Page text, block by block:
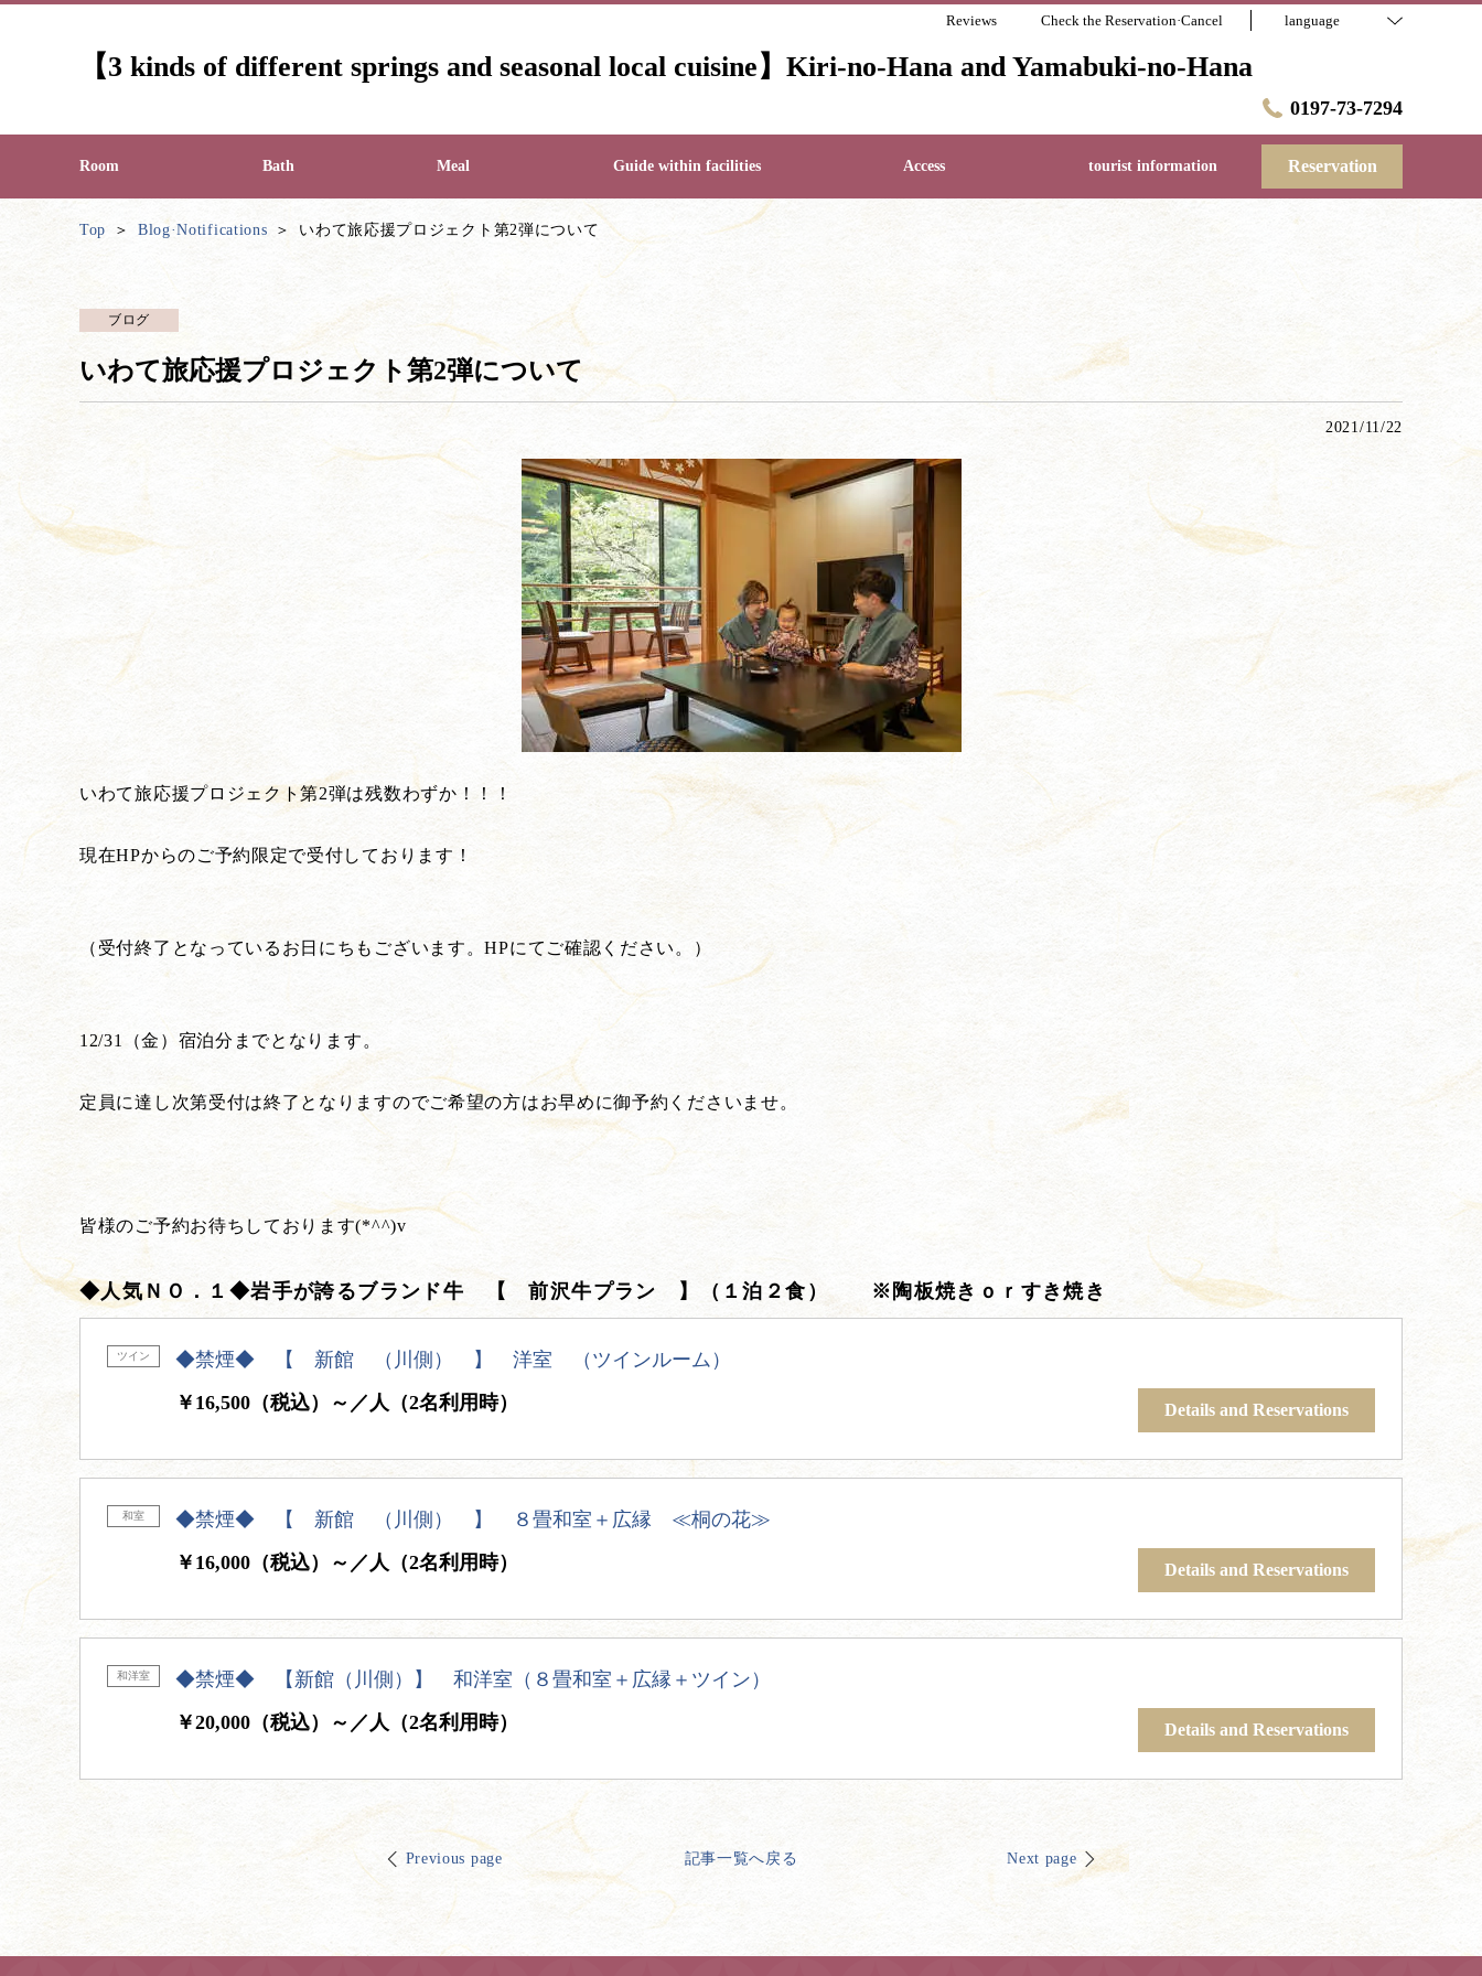
Reviews Check the Reservation·Cancel language
【3 kinds of different springs and seasonal local cuisine】Kiri-no-Hana and Yamabuki-no-Hana
0197-73-7294
Room Bath Meal Guide within facilities Access tourist information Reservation
Top Blog·Notifications いわて旅応援プロジェクト第2弾について
ブログ
いわて旅応援プロジェクト第2弾について
2021/11/22
いわて旅応援プロジェクト第2弾は残数わずか！！！
現在HPからのご予約限定で受付しております！
（受付終了となっているお日にちもございます。HPにてご確認ください。）
12/31（金）宿泊分までとなります。
定員に達し次第受付は終了となりますのでご希望の方はお早めに御予約くださいませ。
皆様のご予約お待ちしております(*^^)v
◆人気ＮＯ．１◆岩手が誇るブランド牛 【 前沢牛プラン 】（１泊２食） ※陶板焼きｏｒすき焼き
ツイン
◆禁煙◆ 【 新館 （川側） 】 洋室 （ツインルーム）
￥16,500（税込）～／人（2名利用時）
Details and Reservations
和室
◆禁煙◆ 【 新館 （川側） 】 ８畳和室＋広縁 ≪桐の花≫
￥16,000（税込）～／人（2名利用時）
Details and Reservations
和洋室
◆禁煙◆ 【新館（川側）】 和洋室（８畳和室＋広縁＋ツイン）
￥20,000（税込）～／人（2名利用時）
Details and Reservations
Previous page 記事一覧へ戻る Next page